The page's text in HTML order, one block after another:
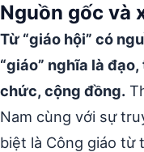
Nguồn gốc và
Từ “giáo hội” có
“giáo” nghĩa là
chức, cộng đồng.
Nam cùng với sự
biệt là Công giáo từ